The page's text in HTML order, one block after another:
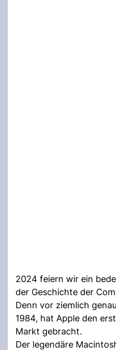
2024 feiern wir ein
der Geschichte der
Denn vor ziemlich
1984, hat Apple den
Markt gebracht.
Der legendäre